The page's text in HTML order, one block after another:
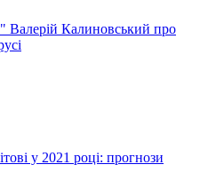
Валерій Калиновський про
у 2021 році: прогнози